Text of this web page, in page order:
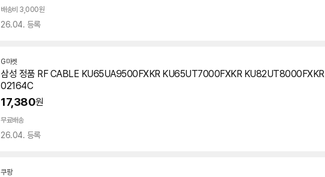
배송비 3,000원
26.04. 등록
G마켓
삼성 정품 RF CABLE KU65UA9500FXKR KU65UT7000FXKR
02164C
17,380원
무료배송
26.04. 등록
쿠팡